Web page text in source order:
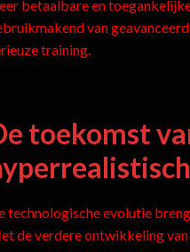
betaalbare en
van
training.
toekomst
technologische evolutie
de verdere ontwikkeling